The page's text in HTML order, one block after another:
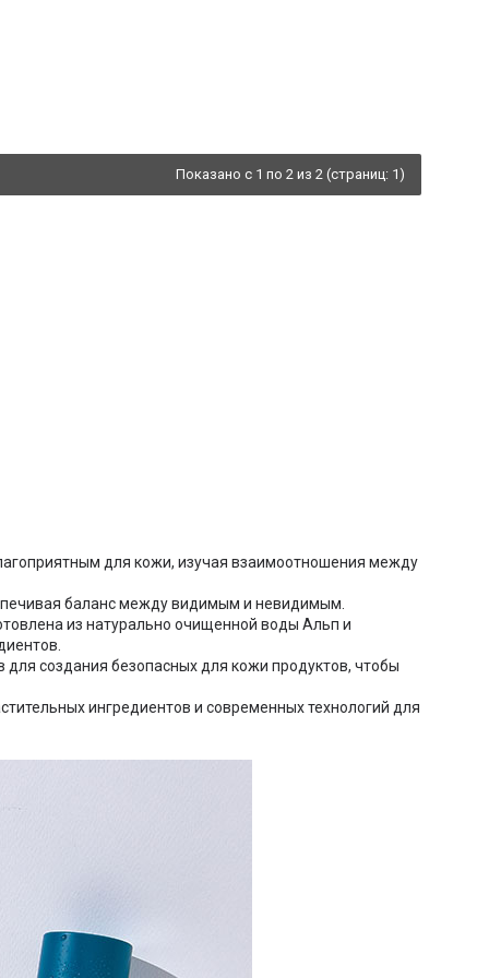
Показано с 1 по 2 из 2 (страниц: 1)
для кожи, изучая взаимоотношения между
баланс между видимым и невидимым.
​​из натурально очищенной воды Альп и
для создания безопасных для кожи продуктов, чтобы
ингредиентов и современных технологий для